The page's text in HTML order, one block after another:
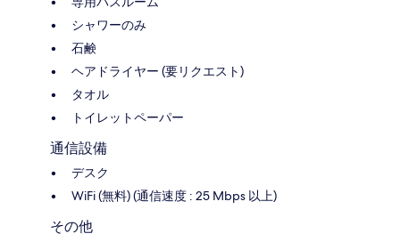
シャワーのみ
石鹸
ヘアドライヤー (要リクエスト)
タオル
トイレットペーパー
通信設備
デスク
WiFi (無料) (通信速度 : 25 Mbps 以上)
その他